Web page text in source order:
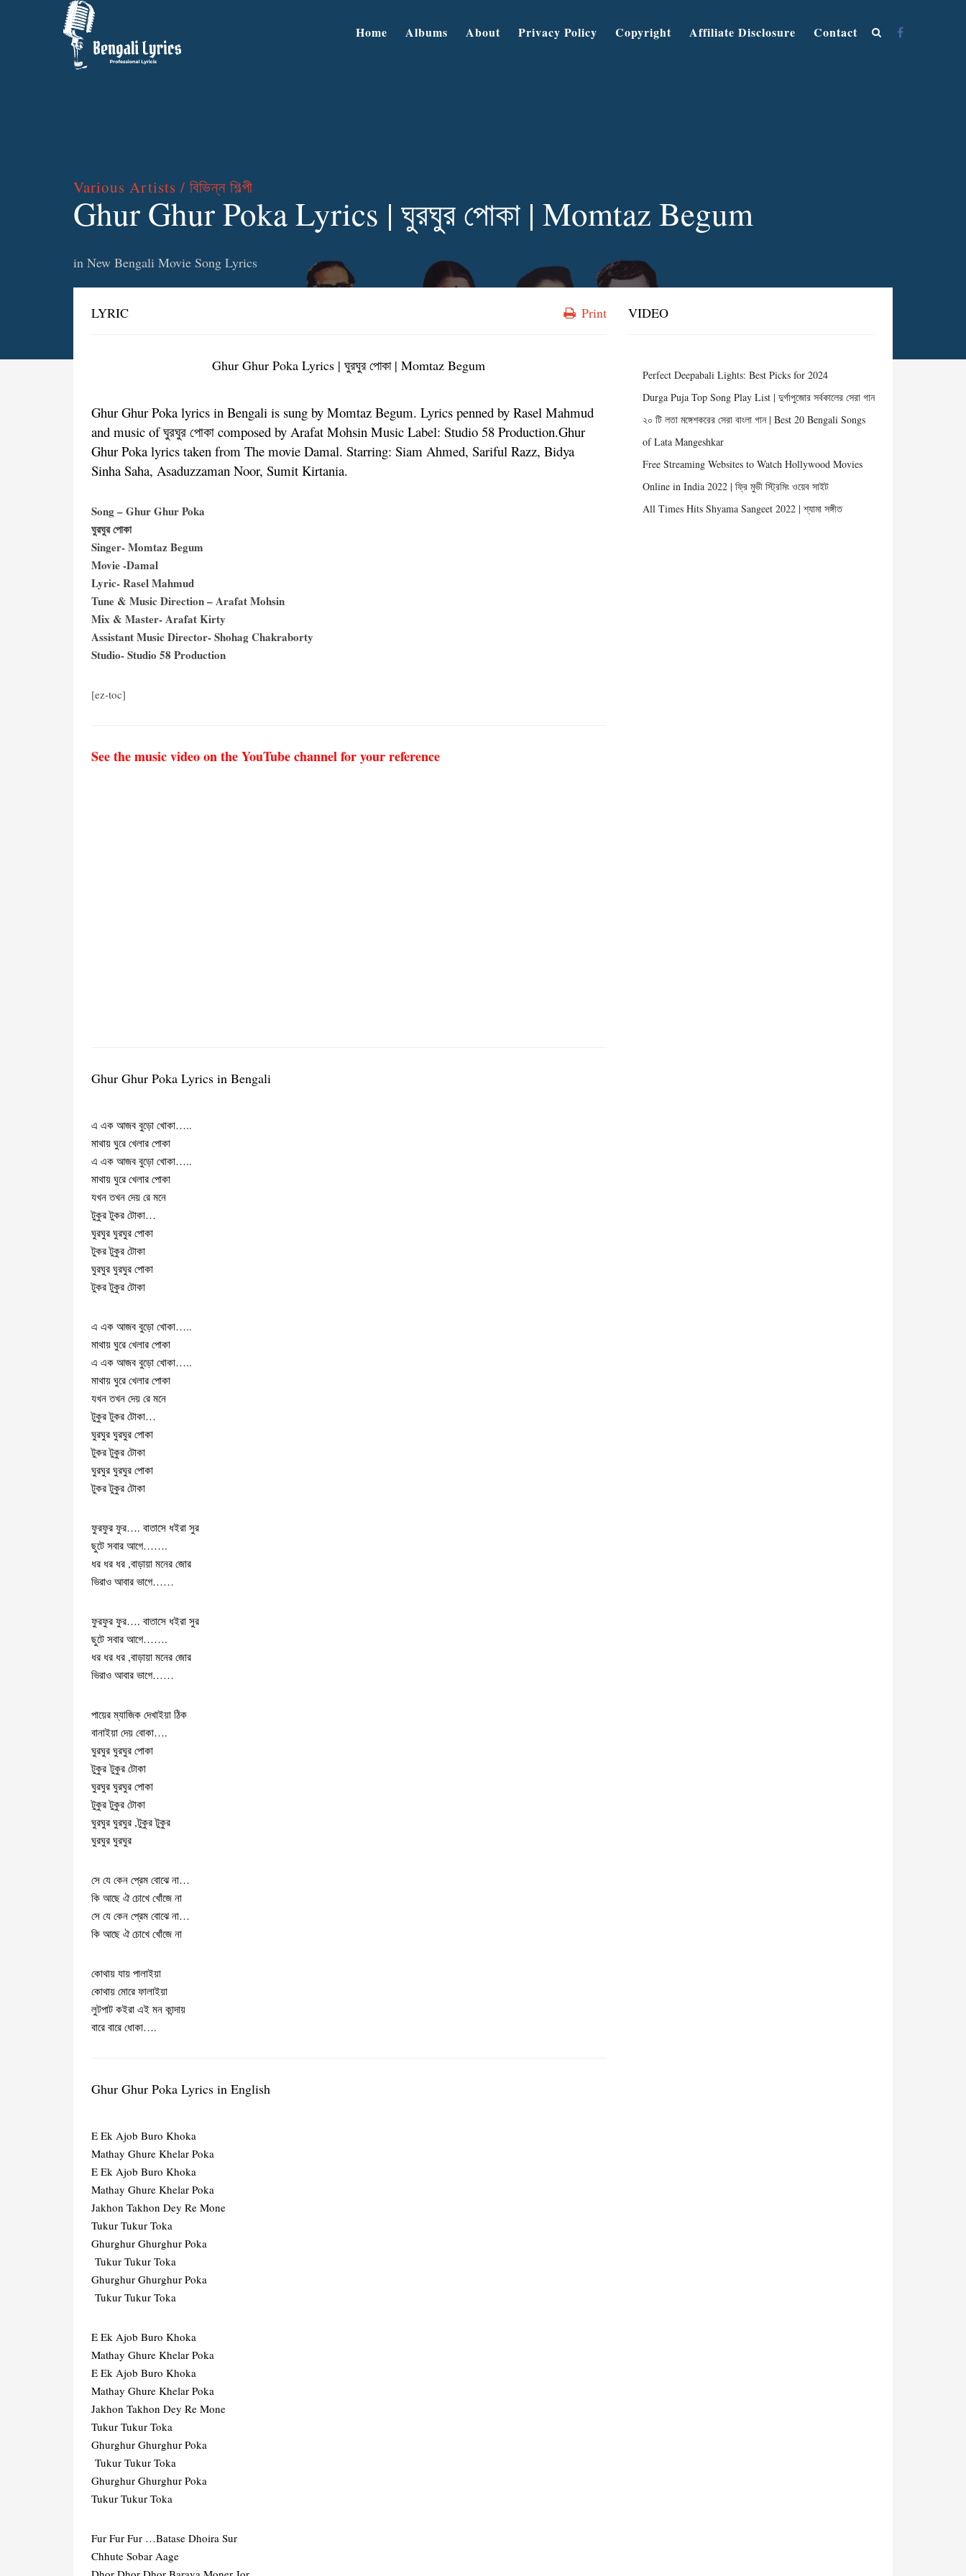
Home Albums About Privacy Policy Copyright Affiliate Disclosure Contact
Various Artists / বিভিন্ন শিল্পী
Ghur Ghur Poka Lyrics | ঘুরঘুর পোকা | Momtaz Begum
in New Bengali Movie Song Lyrics
LYRIC Print
Ghur Ghur Poka Lyrics | ঘুরঘুর পোকা | Momtaz Begum
Ghur Ghur Poka lyrics in Bengali is sung by Momtaz Begum. Lyrics penned by Rasel Mahmud
and music of ঘুরঘুর পোকা composed by Arafat Mohsin Music Label: Studio 58 Production.Ghur
Ghur Poka lyrics taken from The movie Damal. Starring: Siam Ahmed, Sariful Razz, Bidya
Sinha Saha, Asaduzzaman Noor, Sumit Kirtania.
Song – Ghur Ghur Poka
ঘুরঘুর পোকা
Singer- Momtaz Begum
Movie -Damal
Lyric- Rasel Mahmud
Tune & Music Direction – Arafat Mohsin
Mix & Master- Arafat Kirty
Assistant Music Director- Shohag Chakraborty
Studio- Studio 58 Production
[ez-toc]
See the music video on the YouTube channel for your reference
Ghur Ghur Poka Lyrics in Bengali
এ এক আজব বুড়ো খোকা…..
মাথায় ঘুরে খেলার পোকা
এ এক আজব বুড়ো খোকা…..
মাথায় ঘুরে খেলার পোকা
যখন তখন দেয় রে মনে
টুকুর টুকর টোকা…
ঘুরঘুর ঘুরঘুর পোকা
টুকর টুকুর টোকা
ঘুরঘুর ঘুরঘুর পোকা
টুকর টুকুর টোকা
এ এক আজব বুড়ো খোকা…..
মাথায় ঘুরে খেলার পোকা
এ এক আজব বুড়ো খোকা…..
মাথায় ঘুরে খেলার পোকা
যখন তখন দেয় রে মনে
টুকুর টুকর টোকা…
ঘুরঘুর ঘুরঘুর পোকা
টুকর টুকুর টোকা
ঘুরঘুর ঘুরঘুর পোকা
টুকর টুকুর টোকা
ফুরফুর ফুর…. বাতাসে ধইরা সুর
ছুটে সবার আগে…….
ধর ধর ধর ,বাড়ায়া মনের জোর
ভিরাও আবার ভাগে……
ফুরফুর ফুর…. বাতাসে ধইরা সুর
ছুটে সবার আগে…….
ধর ধর ধর ,বাড়ায়া মনের জোর
ভিরাও আবার ভাগে……
পায়ের ম্যাজিক দেখাইয়া ঠিক
বানাইয়া দেয় বোকা….
ঘুরঘুর ঘুরঘুর পোকা
টুকুর টুকুর টোকা
ঘুরঘুর ঘুরঘুর পোকা
টুকুর টুকুর টোকা
ঘুরঘুর ঘুরঘুর ,টুকুর টুকুর
ঘুরঘুর ঘুরঘুর
সে যে কেন প্রেম বোঝে না…
কি আছে ঐ চোখে খোঁজে না
সে যে কেন প্রেম বোঝে না…
কি আছে ঐ চোখে খোঁজে না
কোথায় যায় পালাইয়া
কোথায় মোরে ফালাইয়া
লুটপাট কইরা এই মন কান্দায়
বারে বারে ধোকা….
Ghur Ghur Poka Lyrics in English
E Ek Ajob Buro Khoka
Mathay Ghure Khelar Poka
E Ek Ajob Buro Khoka
Mathay Ghure Khelar Poka
Jakhon Takhon Dey Re Mone
Tukur Tukur Toka
Ghurghur Ghurghur Poka
Tukur Tukur Toka
Ghurghur Ghurghur Poka
Tukur Tukur Toka
E Ek Ajob Buro Khoka
Mathay Ghure Khelar Poka
E Ek Ajob Buro Khoka
Mathay Ghure Khelar Poka
Jakhon Takhon Dey Re Mone
Tukur Tukur Toka
Ghurghur Ghurghur Poka
Tukur Tukur Toka
Ghurghur Ghurghur Poka
Tukur Tukur Toka
Fur Fur Fur …Batase Dhoira Sur
Chhute Sobar Aage
VIDEO
Perfect Deepabali Lights: Best Picks for 2024
Durga Puja Top Song Play List | দুর্গাপুজোর সর্বকালের সেরা গান
২০ টি লতা মঙ্গেশকরের সেরা বাংলা গান | Best 20 Bengali Songs
of Lata Mangeshkar
Free Streaming Websites to Watch Hollywood Movies
Online in India 2022 | ফ্রি মুভী স্ট্রিমিং ওয়েব সাইট
All Times Hits Shyama Sangeet 2022 | শ্যামা সঙ্গীত